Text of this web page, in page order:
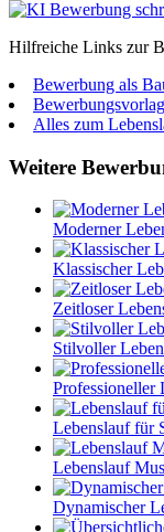
Hilfreiche Links zur
Bewerbung als
Alles zum
Weitere
Moderner
Klassischer
Zeitloser
Stilvoller
Professioneller
Lebenslauf für
Lebenslauf
Dynamischer